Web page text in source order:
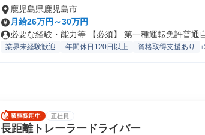
鹿児島県鹿児島市
月給26万円～30万円
必要な経験・能力等 【必須】 第一種運転免許普通
業界未経験歓迎 年間休日120日以上 資格取得支援あり
正社員
長距離トレーラードライバー